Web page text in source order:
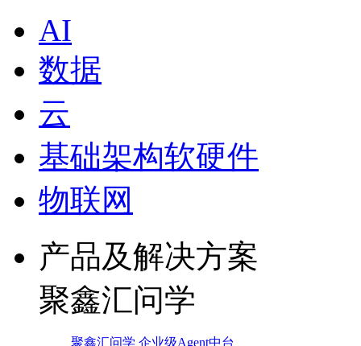
AI
数据
云
基础架构软硬件
物联网
产品及解决方案
聚鑫汇问学
聚鑫汇问学 企业级Agent中台